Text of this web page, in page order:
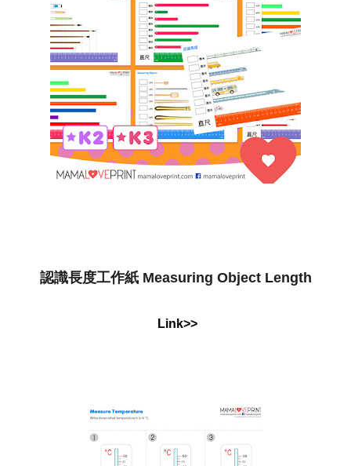
認識長度工作紙 Measuring Object Length
Link>>